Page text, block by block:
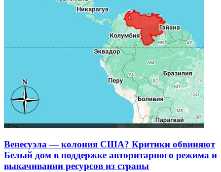
Венесуэла — колония США? Критики обвиняют
Белый дом в поддержке авторитарного режима и
выкачивании ресурсов из страны